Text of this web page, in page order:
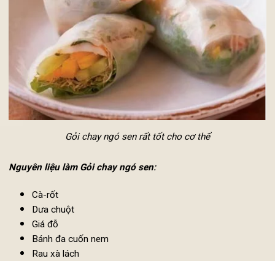
thiện các bệnh về dạ dày.
Gỏi chay ngó sen rất tốt cho cơ thể